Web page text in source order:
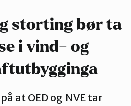
storting bør ta
i vind- og
at OED og NVE tar